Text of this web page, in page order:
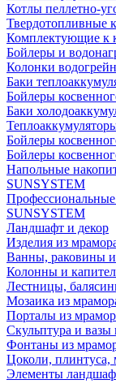
Котлы пеллетно-
Твердотопливные
Комплектующие к
Бойлеры и
Колонки
Баки
Бойлеры
Баки
Бойлеры
Бойлеры
Напольные
SUNSYSTEM
SUNSYSTEM
Ландшафт и декор
Изделия из
Ванны, раковины
Колонны и
Лестницы,
Мозаика из
Порталы из
Скульптура и вазы
Фонтаны из
Цоколи,
Элементы